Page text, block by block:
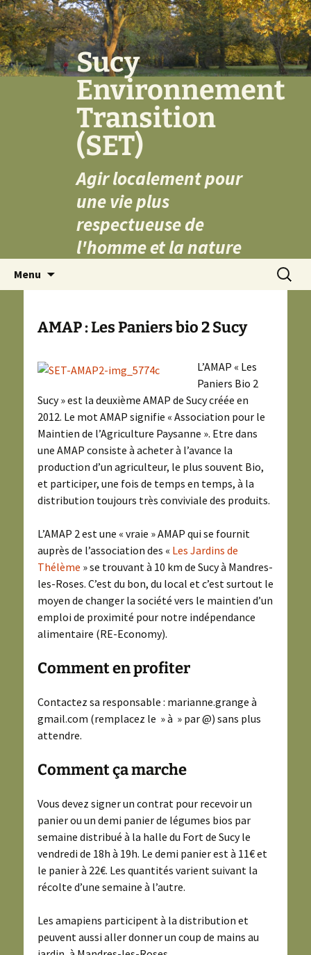
Aller
au
contenu
Sucy
Environnement
Transition
(SET)
Agir localement pour
une vie plus
respectueuse de
l'homme et la nature
Menu
AMAP : Les Paniers bio 2 Sucy
L’AMAP « Les
Paniers Bio 2
Sucy » est la deuxième AMAP de Sucy créée en
2012. Le mot AMAP signifie « Association pour le
Maintien de l’Agriculture Paysanne ». Etre dans
une AMAP consiste à acheter à l’avance la
production d’un agriculteur, le plus souvent Bio,
et participer, une fois de temps en temps, à la
distribution toujours très conviviale des produits.
L’AMAP 2 est une « vraie » AMAP qui se fournit
auprès de l’association des « Les Jardins de
Thélème » se trouvant à 10 km de Sucy à Mandres-
les-Roses. C’est du bon, du local et c’est surtout le
moyen de changer la société vers le maintien d’un
emploi de proximité pour notre indépendance
alimentaire (RE-Economy).
Comment en profiter
Contactez sa responsable : marianne.grange à
gmail.com (remplacez le » à » par @) sans plus
attendre.
Comment ça marche
Vous devez signer un contrat pour recevoir un
panier ou un demi panier de légumes bios par
semaine distribué à la halle du Fort de Sucy le
vendredi de 18h à 19h. Le demi panier est à 11€ et
le panier à 22€. Les quantités varient suivant la
récolte d’une semaine à l’autre.
Les amapiens participent à la distribution et
peuvent aussi aller donner un coup de mains au